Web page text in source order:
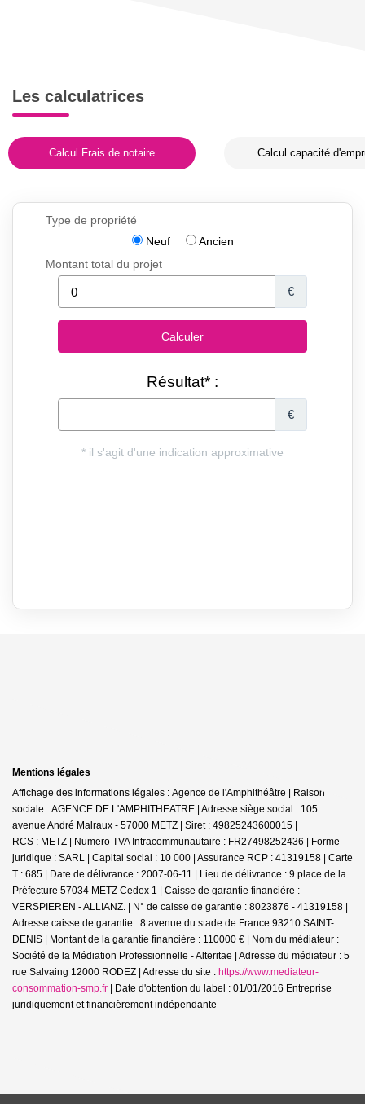
Les calculatrices
Calcul Frais de notaire Calcul capacité
Mentions légales
Affichage des informations légales : Agence de l'Amphithéâtre | Raison
sociale : AGENCE DE L'AMPHITHEATRE | Adresse siège social : 105
avenue André Malraux - 57000 METZ | Siret : 49825243600015 |
RCS : METZ | Numero TVA Intracommunautaire : FR27498252436 | Forme
juridique : SARL | Capital social : 10 000 | Assurance RCP : 41319158 | Carte
T : 685 | Date de délivrance : 2007-06-11 | Lieu de délivrance : 9 place de la
Préfecture 57034 METZ Cedex 1 | Caisse de garantie financière :
VERSPIEREN - ALLIANZ. | N° de caisse de garantie : 8023876 - 41319158 |
Adresse caisse de garantie : 8 avenue du stade de France 93210 SAINT-
DENIS | Montant de la garantie financière : 110000 € | Nom du médiateur :
Société de la Médiation Professionnelle - Alteritae | Adresse du médiateur : 5
rue Salvaing 12000 RODEZ | Adresse du site : https://www.mediateur-
consommation-smp.fr | Date d'obtention du label : 01/01/2016 Entreprise
juridiquement et financièrement indépendante